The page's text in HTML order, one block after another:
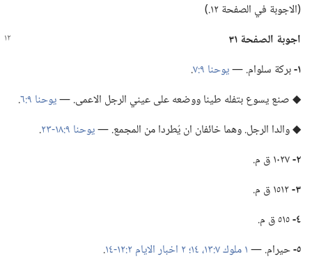
‏(‏الاجوبة في الصفحة ١٢.‏)‏
اجوبة الصفحة ٣١
١-‏ بركة سلوام.‏ —‏يوحنا ٩:‏٧
‏.‏
◆ صنع يسوع بتفله طينا ووضعه على عيني الرجل الاعمى.‏ —‏يوحنا ٩:‏٦
‏.‏
◆ والدا الرجل.‏ وهما خائفان ان يُطردا من المجمع.‏ —‏يوحنا ٩:‏١٨-‏٢٣
‏.‏
٢-‏ ١٠٢٧ ق م.‏
٣-‏ ١٥١٢ ق م.‏
٤-‏ ٥١٥ ق م.‏
٥-‏ حيرام.‏ —‏١ ملوك ٧:‏١٣،‏ ١٤؛‏
‏.‏